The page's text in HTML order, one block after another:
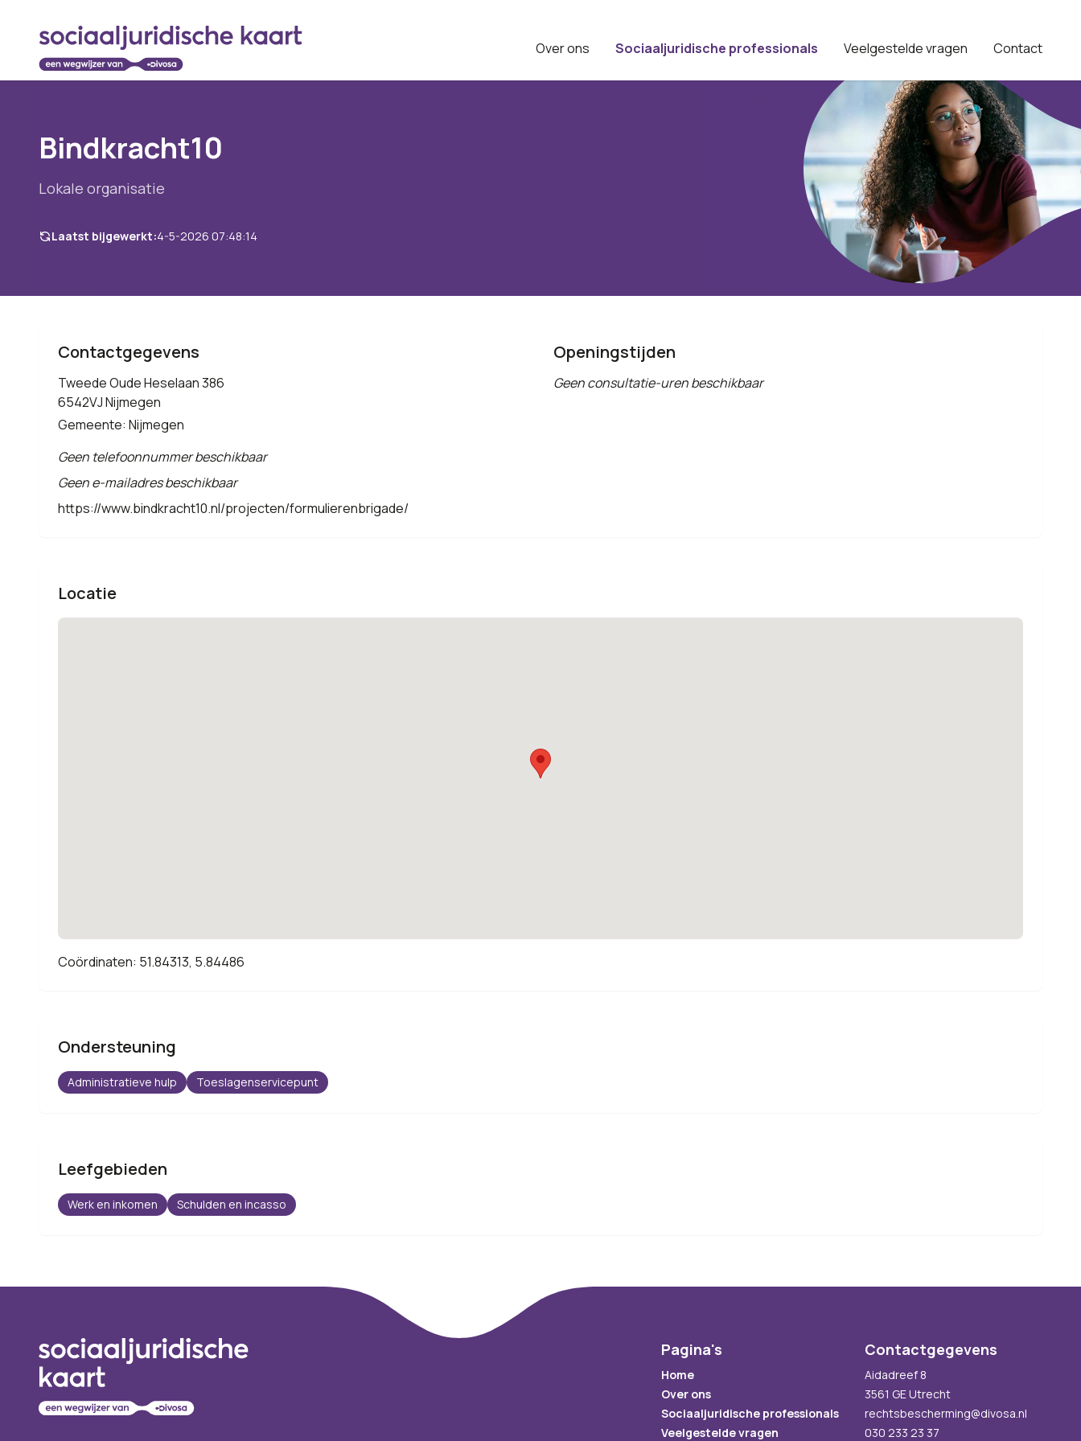
Over ons Sociaaljuridische professionals Veelgestelde vragen Contact
Bindkracht10
Lokale organisatie
Laatst bijgewerkt:4-5-2026 07:48:14
Contactgegevens
Tweede Oude Heselaan 386
6542VJ Nijmegen
Gemeente: Nijmegen
Geen telefoonnummer beschikbaar
Geen e-mailadres beschikbaar
https://www.bindkracht10.nl/projecten/formulierenbrigade/
Openingstijden
Geen consultatie-uren beschikbaar
Locatie
Coördinaten: 51.84313, 5.84486
Ondersteuning
Administratieve hulp Toeslagenservicepunt
Leefgebieden
Werk en inkomen Schulden en incasso
Pagina's
Home
Over ons
Sociaaljuridische professionals
Veelgestelde vragen
Contactgegevens
Aidadreef 8
3561 GE Utrecht
rechtsbescherming@divosa.nl
030 233 23 37